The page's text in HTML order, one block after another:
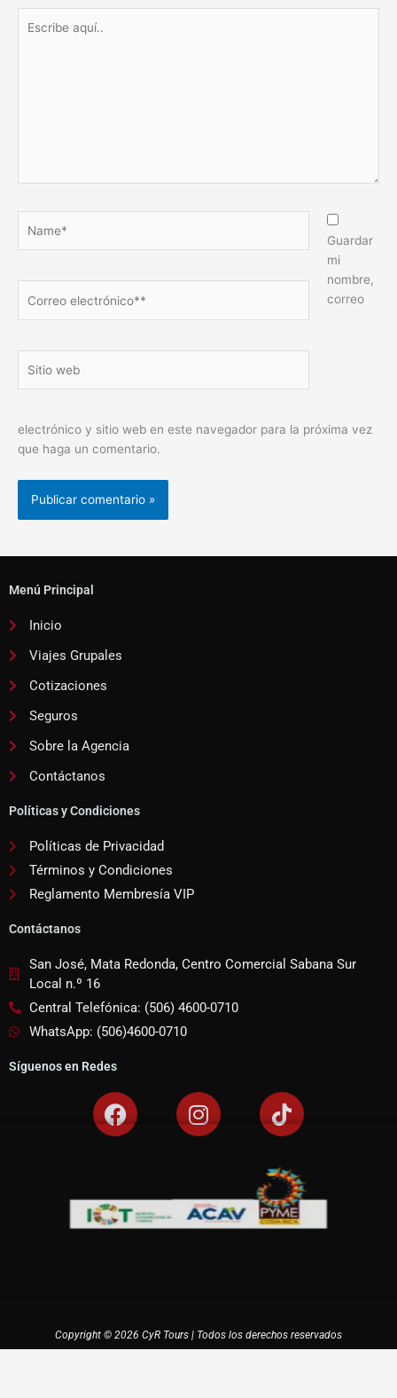
aquí..
electrónico**
web
Guardar
mi
nombre,
correo
electrónico y sitio web en este navegador para la próxima vez
que haga un comentario.
Menú Principal
Inicio
Viajes Grupales
Cotizaciones
Seguros
Sobre la Agencia
Contáctanos
Políticas y Condiciones
Políticas de Privacidad
Términos y Condiciones
Reglamento Membresía VIP
Contáctanos
San José, Mata Redonda, Centro Comercial Sabana Sur
Local n.º 16
Central Telefónica: (506) 4600-0710
WhatsApp: (506)4600-0710
Síguenos en Redes
F
a
o
o
I
n
g
r
T
i
t
o
k
Copyright © 2026 CyR Tours | Todos los derechos reservados